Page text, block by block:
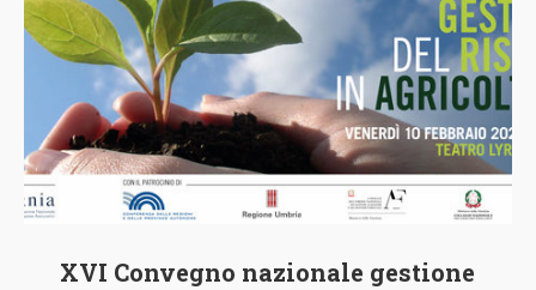
XVI Convegno nazionale gestione